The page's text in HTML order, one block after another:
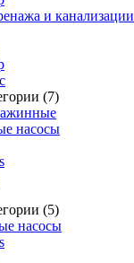
и канализации
(7)
насосы
(5)
насосы